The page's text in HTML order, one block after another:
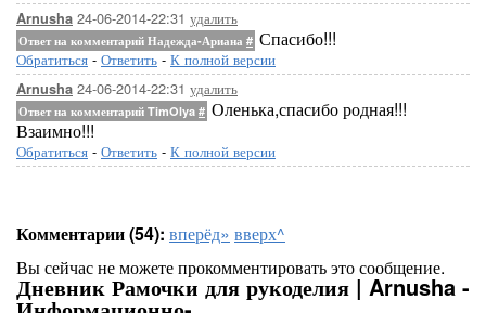
...Здесь будет
Arnusha 24-06-2014-22:31 удалить
Ответ на комментарий Надежда-Ариана # Спасибо!!!
Обратиться - Ответить - К полной версии
Arnusha 24-06-2014-22:31 удалить
Ответ на комментарий TimOlya # Оленька,спасибо родная!!!
Взаимно!!!
Обратиться - Ответить - К полной версии
Комментарии (54): вперёд» вверх^
Вы сейчас не можете прокомментировать это сообщение.
Дневник Рамочки для рукоделия | Arnusha -